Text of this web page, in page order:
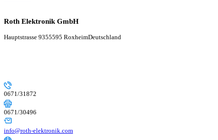
Roth Elektronik GmbH
Hauptstrasse 9355595 RoxheimDeutschland
0671/31872
0671/30496
info@roth-elektronik.com